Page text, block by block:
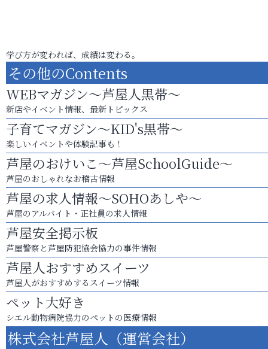
学び方が変われば、成績は変わる。
その他のContents
WEBマガジン～芦屋人黒帯～
新店やイベント情報、最新トピックス
子育てマガジン～KID's黒帯～
楽しいイベントや体験記事も！
芦屋のおけいこ～芦屋SchoolGuide～
芦屋のおしゃれなお稽古情報
芦屋の求人情報～SOHOあしや～
芦屋のアルバイト・正社員の求人情報
芦屋安全掲示板
芦屋警察と芦屋防犯協会協力の事件情報
芦屋人おすすめスイーツ
芦屋人がおすすめするスイーツ情報
ペット大好き
シエル動物病院協力のペットの医療情報
株式会社芦屋人（運営会社）